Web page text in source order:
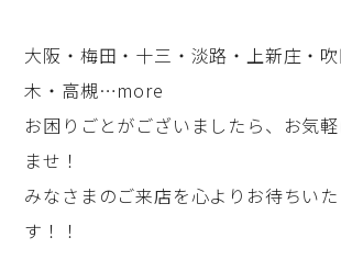
大阪・梅田・十三・淡路・上新庄・
木・高槻…more
お困りごとがございましたら、お気
ませ！
みなさまのご来店を心よりお待ちい
す！！